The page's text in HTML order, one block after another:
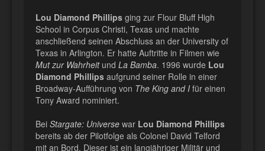
Lou Diamond Phillips ging zur Flour Bluff High
School in Corpus Christi, Texas und machte
anschließend seinen Abschluss an der University of
Texas in Arlington. Er hatte Auftritte in Filmen wie
Mut zur Wahrheitund La Bamba. 1996 wurde Lou
Diamond Phillips aufgrund seiner Rolle in einer
Broadway-Aufführung von The King and I für einen
Tony Award nominiert.
Bei Stargate: Universe war Lou Diamond Phillips
bereits ab der Pilotfolge als Colonel David Telford
mit an Bord. Dieser ist ein langjähriger Militär und